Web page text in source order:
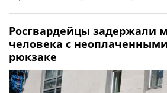
Росгвардейцы задержали
человека с
рюкзаке